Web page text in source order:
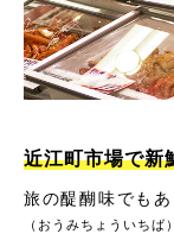
近江町市場で新
旅の醍醐味でも
（おうみちょういちば）